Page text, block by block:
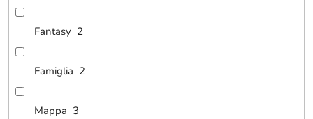
Fantasy 2
Famiglia 2
Mappa 3